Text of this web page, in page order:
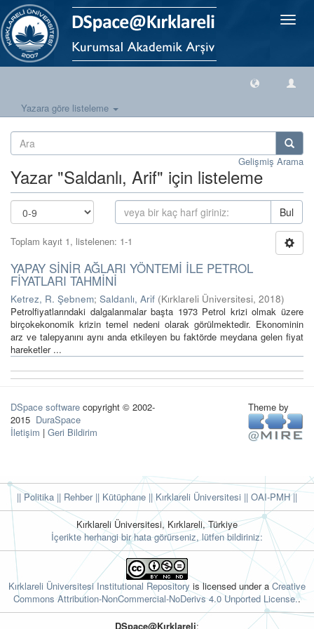
Geçiş
Yazara göre listeleme
Gelişmiş Arama
Yazar "Saldanlı, Arif" için listeleme
Bul
Toplam kayıt 1, listelenen: 1-1
YAPAY SİNİR AĞLARI YÖNTEMİ İLE PETROL
FİYATLARI TAHMİNİ
Ketrez, R. Şebnem; Saldanlı, Arif (Kırklareli Üniversitesi, 2018)
Petrolfiyatlarındaki dalgalanmalar başta 1973 Petrol krizi olmak üzere
birçokekonomik krizin temel nedeni olarak görülmektedir. Ekonominin
arz ve talepyanını aynı anda etkileyen bu faktörde meydana gelen fiyat
hareketler ...
DSpace software copyright © 2002-
2015 DuraSpace
İletişim | Geri Bildirim
Theme by
|| Politika || Rehber|| Kütüphane || Kırklareli Üniversitesi || OAI-PMH ||
Kırklareli Üniversitesi, Kırklareli, Türkiye
İçerikte herhangi bir hata görürseniz, lütfen bildiriniz:
Kırklareli Üniversitesi Institutional Repository is licensed under a Creative
Commons Attribution-NonCommercial-NoDerivs 4.0 Unported License..
DSpace@Kırklareli: